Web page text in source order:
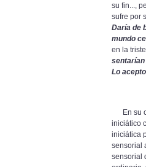
su fin...,
sufre por
Daría de
mundo
en la
sentarían
Lo
En su
iniciático
iniciática
sensorial
sensorial